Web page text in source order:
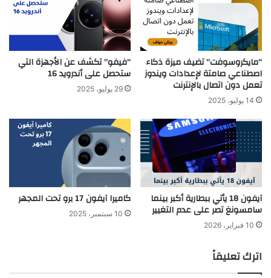
“مايكروسوفت” تضيف ميزة ذكاء
اصطناعي صامتة لإعدادات ويندوز
تعمل دون اتصال بالإنترنت
14 يوليو، 2025
“فيفو” تكشف عن الأجهزة التي
ستحصل على أندرويد 16
29 يوليو، 2025
آيفون 18 يأتي ببطارية أكبر بينما
سامسونغ تصر على عدم التغيير
10 فبراير، 2026
كاميرا آيفون 17 برو تحت المجهر
10 سبتمبر، 2025
اترك تعليقاً